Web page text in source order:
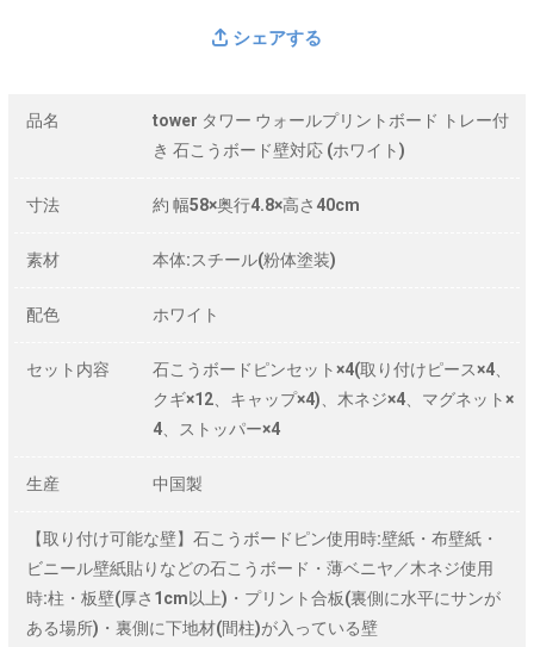
シェアする
品名
tower タワー ウォールプリントボード トレー付
き 石こうボード壁対応 (ホワイト)
寸法 約 幅58×奥行4.8×高さ40cm
素材 本体:スチール(粉体塗装)
配色 ホワイト
セット内容
石こうボードピンセット×4(取り付けピース×4、
クギ×12、キャップ×4)、木ネジ×4、マグネット×
4、ストッパー×4
生産 中国製
【取り付け可能な壁】石こうボードピン使用時:壁紙・布壁紙・
ビニール壁紙貼りなどの石こうボード・薄ベニヤ／木ネジ使用
時:柱・板壁(厚さ1cm以上)・プリント合板(裏側に水平にサンが
ある場所)・裏側に下地材(間柱)が入っている壁